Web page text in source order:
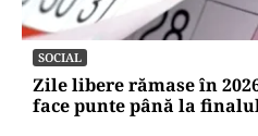
SOCIAL
Zile libere rămase în
face punte până la